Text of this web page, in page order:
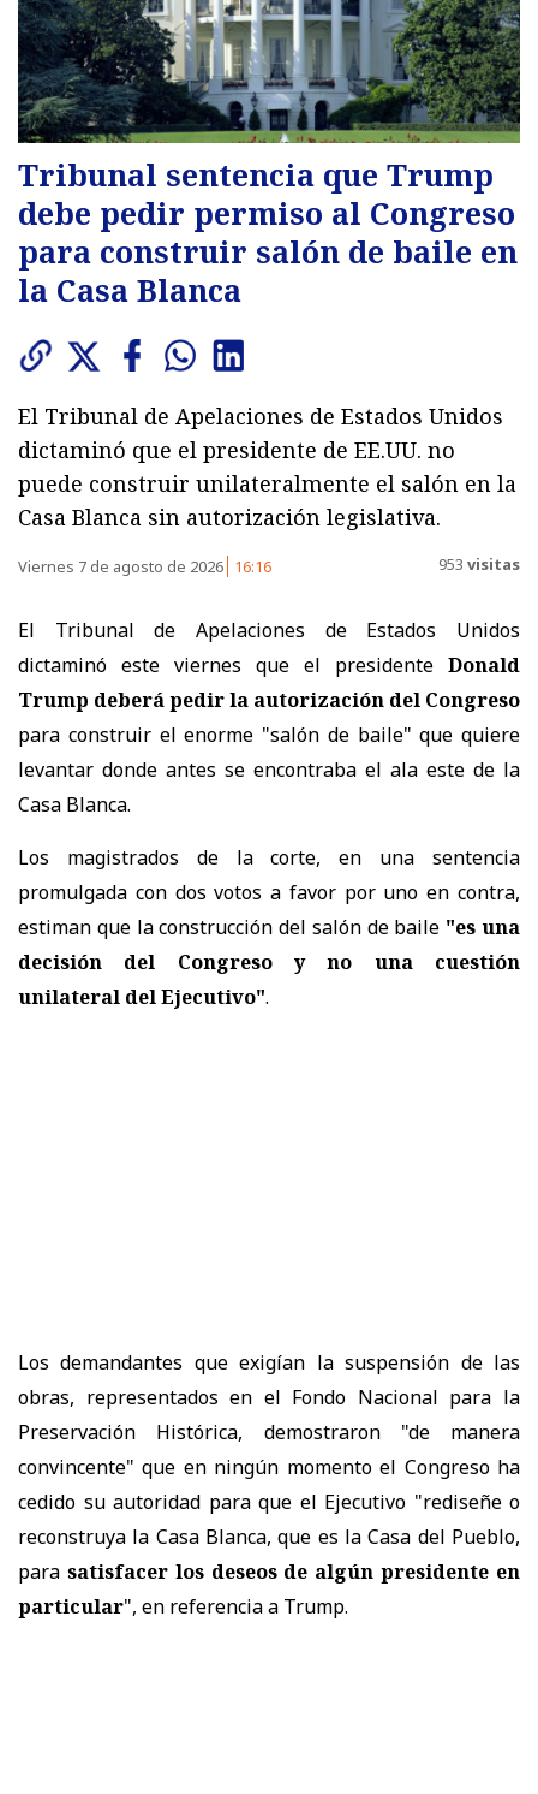
Tribunal sentencia que Trump
debe pedir permiso al Congreso
para construir salón de baile en
la Casa Blanca
El Tribunal de Apelaciones de Estados Unidos
dictaminó que el presidente de EE.UU. no
puede construir unilateralmente el salón en la
Casa Blanca sin autorización legislativa.
Viernes 7 de agosto de 2026 16:16 953 visitas
El Tribunal de Apelaciones de Estados Unidos
dictaminó este viernes que el presidente Donald
Trump deberá pedir la autorización del Congreso
para construir el enorme "salón de baile" que quiere
levantar donde antes se encontraba el ala este de la
Casa Blanca.
Los magistrados de la corte, en una sentencia
promulgada con dos votos a favor por uno en contra,
estiman que la construcción del salón de baile "es una
decisión del Congreso y no una cuestión
unilateral del Ejecutivo".
Los demandantes que exigían la suspensión de las
obras, representados en el Fondo Nacional para la
Preservación Histórica, demostraron "de manera
convincente" que en ningún momento el Congreso ha
cedido su autoridad para que el Ejecutivo "rediseñe o
reconstruya la Casa Blanca, que es la Casa del Pueblo,
para satisfacer los deseos de algún presidente en
particular", en referencia a Trump.